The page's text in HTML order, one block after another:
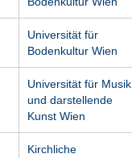
Universität für
Bodenkultur Wien
Universität für Musik
und darstellende
Kunst Wien
Kirchliche